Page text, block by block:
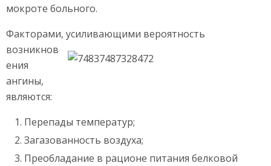
мокроте больного.
Факторами, усиливающими вероятность
возникнов
ения
ангины,
являются:
Перепады температур;
Загазованность воздуха;
Преобладание в рационе питания белковой